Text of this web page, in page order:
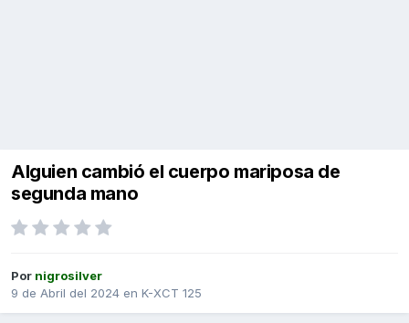
Alguien cambió el cuerpo mariposa de
segunda mano
Por nigrosilver
9 de Abril del 2024 en K-XCT 125